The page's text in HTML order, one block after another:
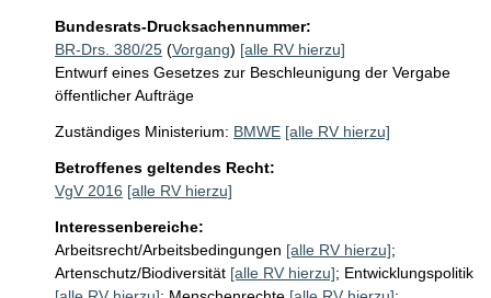
Bundesrats-Drucksachennummer:
BR-Drs. 380/25 (Vorgang) [alle RV hierzu]
Entwurf eines Gesetzes zur Beschleunigung der Vergabe
öffentlicher Aufträge
Zuständiges Ministerium: BMWE [alle RV hierzu]
Betroffenes geltendes Recht:
VgV 2016 [alle RV hierzu]
Interessenbereiche:
Arbeitsrecht/Arbeitsbedingungen [alle RV hierzu];
Artenschutz/Biodiversität [alle RV hierzu]; Entwicklungspolitik